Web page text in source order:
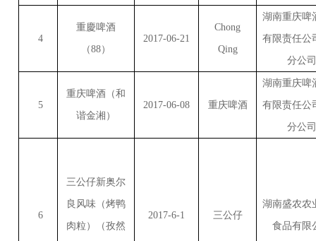
4
重慶啤酒
（88）
2017-06-21
Chong
Qing
湖南重庆啤
有限责任公
分公司
5
重庆啤酒（和
谐金湘）
2017-06-08 重庆啤酒
湖南重庆啤
有限责任公
分公司
6
三公仔新奥尔
良风味（烤鸭
肉粒）（孜然
2017-6-1 三公仔
湖南盛农农
食品有限